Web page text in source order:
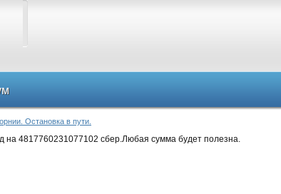
Остановка в пути.
на 4817760231077102 сбер.Любая сумма будет полезна.